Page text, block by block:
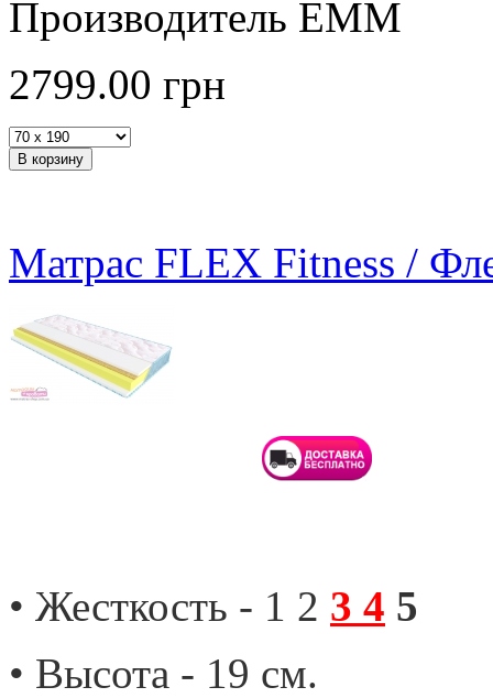
Производитель ЕММ
2799.00 грн
Матрас FLEX Fitness /
• Жесткость - 1 2 3 4 5
• Высота - 19 см.